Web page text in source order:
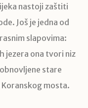
nastoji zaštiti
Još je jedna od
slapovima:
jezera ona tvori niz
stare
Koranskog mosta.